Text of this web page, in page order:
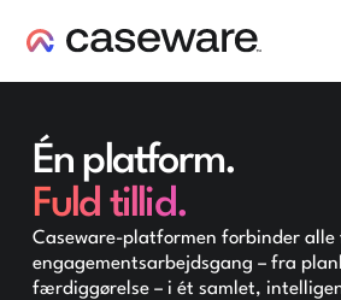
Én platform.
Fuld tillid.
Caseware-platformen forbinder alle
engagementsarbejdsgang – fra
færdiggørelse – i ét samlet,